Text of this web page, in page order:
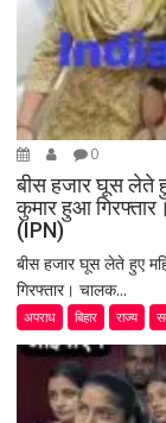
0
बीस हजार घूस लेते
कुमार हुआ
(IPN)
बीस हजार घूस लेते हुए
गिरफ्तार। चालक...
अपराध बिहार राज्य